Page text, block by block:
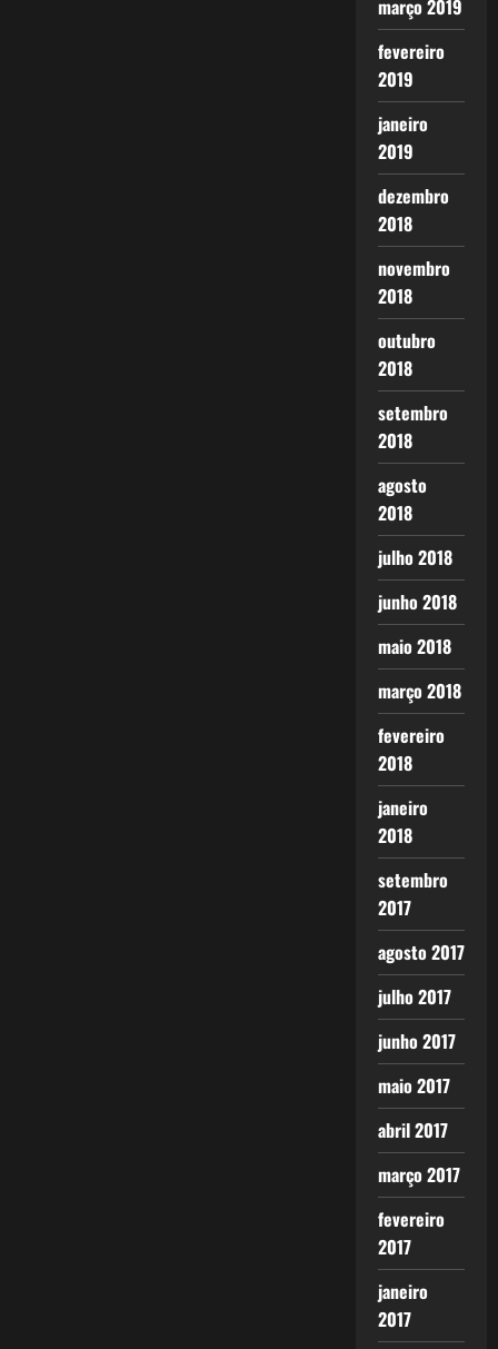
março 2019
fevereiro
2019
janeiro
2019
dezembro
2018
novembro
2018
outubro
2018
setembro
2018
agosto
2018
julho 2018
junho 2018
maio 2018
março 2018
fevereiro
2018
janeiro
2018
setembro
2017
agosto 2017
julho 2017
junho 2017
maio 2017
abril 2017
março 2017
fevereiro
2017
janeiro
2017